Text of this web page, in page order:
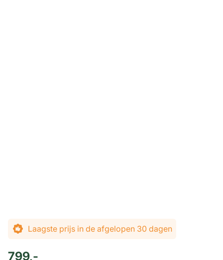
De prijs is afhankelijk van de gekozen opties
Laagste prijs in de afgelopen 30 dagen
799,-